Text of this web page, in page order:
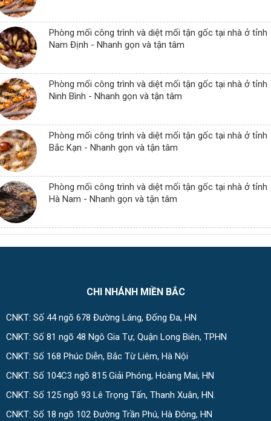
Phòng mối công trình và diệt mối tận gốc tại nhà ở tỉnh
Nam Định - Nhanh gọn và tận tâm
Phòng mối công trình và diệt mối tận gốc tại nhà ở tỉnh
Ninh Bình - Nhanh gọn và tận tâm
Phòng mối công trình và diệt mối tận gốc tại nhà ở tỉnh
Bắc Kạn - Nhanh gọn và tận tâm
Phòng mối công trình và diệt mối tận gốc tại nhà ở tỉnh
Hà Nam - Nhanh gọn và tận tâm
CHI NHÁNH MIỀN BẮC
CNKT: Số 44 ngõ 678 Đường Láng, Đống Đa, HN
CNKT: Số 81 ngõ 48 Ngô Gia Tự, Quận Long Biên, TPHN
CNKT: Số 168 Phúc Diễn, Bắc Từ Liêm, Hà Nội
CNKT: Số 104C3 ngõ 815 Giải Phóng, Hoàng Mai, HN
CNKT: Số 125 ngõ 93 Lê Trọng Tấn, Thanh Xuân, HN.
CNKT: Số 18 ngõ 102 Đường Trần Phú, Hà Đông, HN